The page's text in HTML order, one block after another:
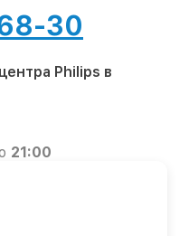
30
Philips в
21:00